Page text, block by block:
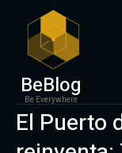
BeBlog
Be Everywhere
El Puerto